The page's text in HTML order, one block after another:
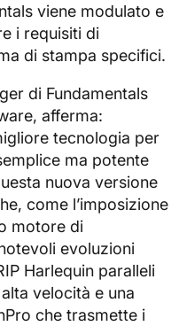
viene modulato e
i requisiti di
di stampa specifici.
di Fundamentals
afferma:
tecnologia per
ma potente
nuova versione
come l’imposizione
motore di
evoluzioni
Harlequin paralleli
velocità e una
che trasmette i